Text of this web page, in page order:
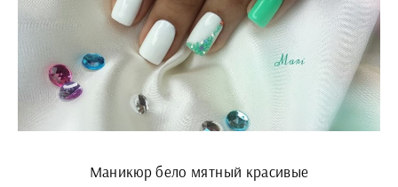
Маникюр бело мятный красивые